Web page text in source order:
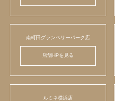
南町田グランベリーパーク店
店舗HPを見る
ルミネ横浜店